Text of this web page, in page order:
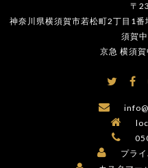
〒
神奈川県横須賀市若松町2丁目1
須賀
京急 横須
 



 プラ